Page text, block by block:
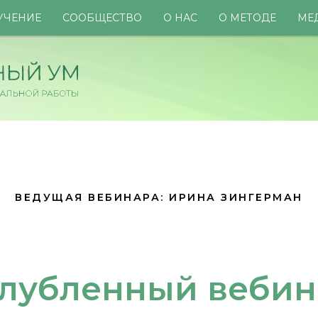
СООБЩЕСТВО О НАС О МЕТОДЕ
ВЕДУЩАЯ ВЕБИНАРА: ИРИНА ЗИНГЕРМАН